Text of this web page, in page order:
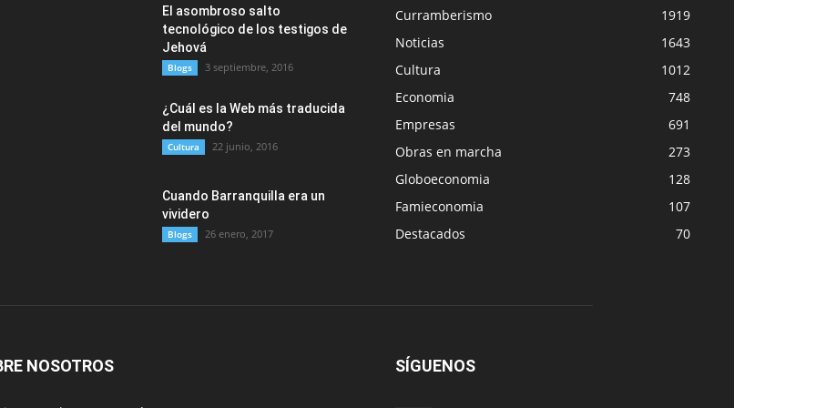
El asombroso salto
tecnológico de los testigos de
Jehová
Blogs 3 septiembre, 2016
¿Cuál es la Web más traducida
del mundo?
Cultura 22 junio, 2016
Cuando Barranquilla era un
vividero
Blogs 26 enero, 2017
Curramberismo
1919
Noticias
1643
Cultura
1012
Economia
748
Empresas
691
Obras en marcha
273
Globoeconomia
128
Famieconomia
107
Destacados
70
NOSOTROS SÍGUENOS